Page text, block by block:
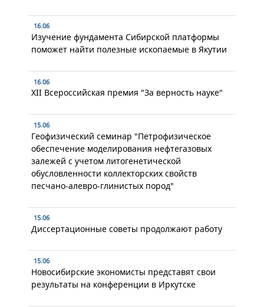
16.06
Изучение фундамента Сибирской платформы
поможет найти полезные ископаемые в Якутии
16.06
XII Всероссийская премия "За верность науке"
15.06
Геофизический семинар "Петрофизическое
обеспечение моделирования нефтегазовых
залежей с учетом литогенетической
обусловленности коллекторских свойств
песчано-алевро-глинистых пород"
15.06
Диссертационные советы продолжают работу
15.06
Новосибирские экономисты представят свои
результаты на конференции в Иркутске